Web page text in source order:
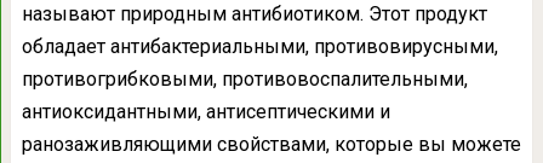
называют природным антибиотиком. Этот продукт
обладает антибактериальными, противовирусными,
противогрибковыми, противовоспалительными,
антиоксидантными, антисептическими и
ранозаживляющими свойствами, которые вы можете